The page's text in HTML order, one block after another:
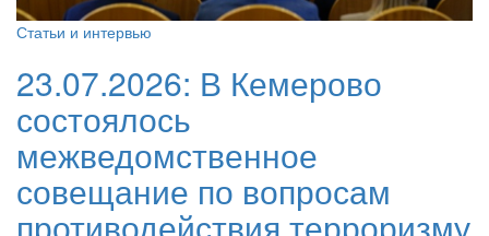
Статьи и интервью
23.07.2026: В Кемерово
состоялось
межведомственное
совещание по вопросам
противодействия терроризму